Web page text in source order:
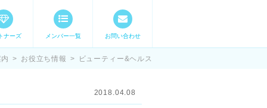
ステ スキル・
ナーズ メンバー一覧 お問い合わせ
> お役立ち情報 > ビューティー&ヘルス
2018.04.08